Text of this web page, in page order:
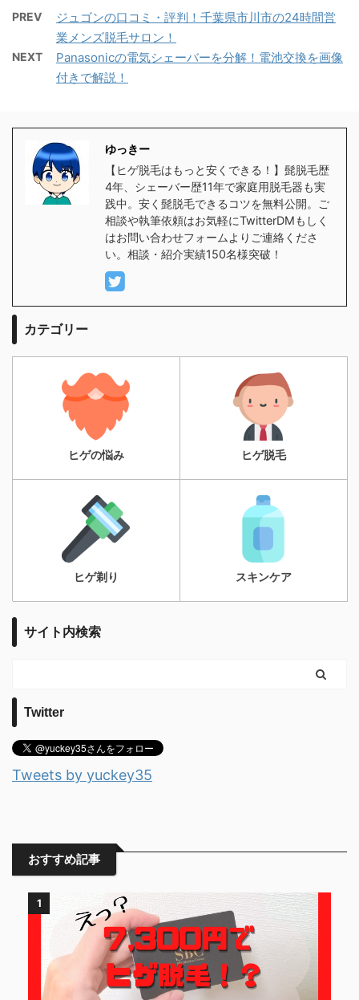
PREV
ジュゴンの口コミ・評判！千葉県市川市の24時間営
業メンズ脱毛サロン！
NEXT
Panasonicの電気シェーバーを分解！電池交換を画像
付きで解説！
ゆっきー
【ヒゲ脱毛はもっと安くできる！】髭脱毛歴
4年、シェーバー歴11年で家庭用脱毛器も実
践中。安く髭脱毛できるコツを無料公開。ご
相談や執筆依頼はお気軽にTwitterDMもしく
はお問い合わせフォームよりご連絡くださ
い。相談・紹介実績150名様突破！
カテゴリー
ヒゲの悩み ヒゲ脱毛
ヒゲ剃り スキンケア
サイト内検索
Twitter
Tweets by yuckey35
おすすめ記事
1